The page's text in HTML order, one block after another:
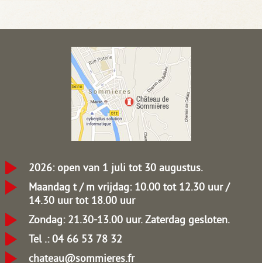
2026: open van 1 juli tot 30 augustus.
Maandag t / m vrijdag: 10.00 tot 12.30 uur /
14.30 uur tot 18.00 uur
Zondag: 21.30-13.00 uur.Zaterdag gesloten.
Tel .: 04 66 53 78 32
chateau@sommieres.fr